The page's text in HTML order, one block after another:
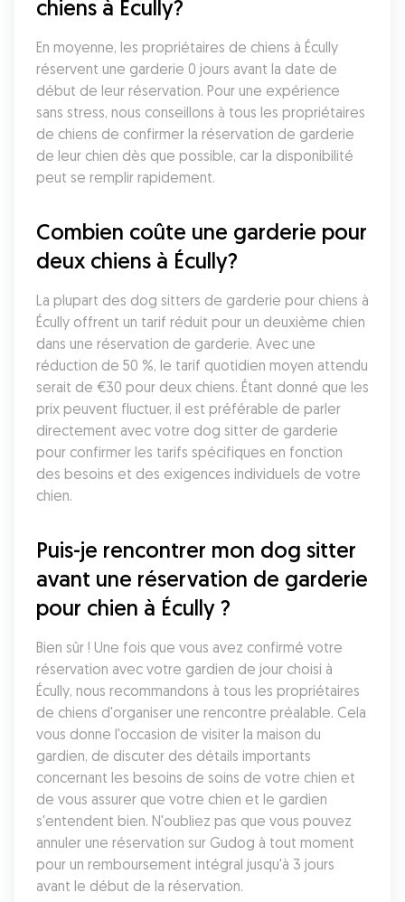
chiens à Écully?
En moyenne, les propriétaires de chiens à Écully
réservent une garderie 0 jours avant la date de
début de leur réservation. Pour une expérience
sans stress, nous conseillons à tous les propriétaires
de chiens de confirmer la réservation de garderie
de leur chien dès que possible, car la disponibilité
peut se remplir rapidement.
Combien coûte une garderie pour
deux chiens à Écully?
La plupart des dog sitters de garderie pour chiens à
Écully offrent un tarif réduit pour un deuxième chien
dans une réservation de garderie. Avec une
réduction de 50 %, le tarif quotidien moyen attendu
serait de €30 pour deux chiens. Étant donné que les
prix peuvent fluctuer, il est préférable de parler
directement avec votre dog sitter de garderie
pour confirmer les tarifs spécifiques en fonction
des besoins et des exigences individuels de votre
chien.
Puis-je rencontrer mon dog sitter
avant une réservation de garderie
pour chien à Écully ?
Bien sûr ! Une fois que vous avez confirmé votre
réservation avec votre gardien de jour choisi à
Écully, nous recommandons à tous les propriétaires
de chiens d'organiser une rencontre préalable. Cela
vous donne l'occasion de visiter la maison du
gardien, de discuter des détails importants
concernant les besoins de soins de votre chien et
de vous assurer que votre chien et le gardien
s'entendent bien. N'oubliez pas que vous pouvez
annuler une réservation sur Gudog à tout moment
pour un remboursement intégral jusqu'à 3 jours
avant le début de la réservation.